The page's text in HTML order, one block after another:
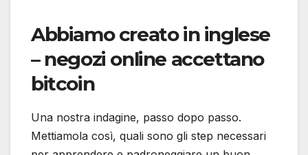
Abbiamo creato in inglese
– negozi online accettano
bitcoin
Una nostra indagine, passo dopo passo.
Mettiamola così, quali sono gli step necessari